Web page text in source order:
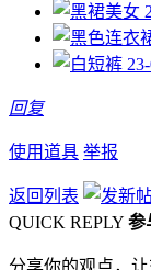
回复
使用道具 举报
返回列表
QUICK REPLY 参
分享你的观点，